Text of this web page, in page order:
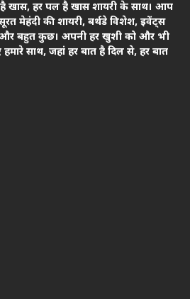
खास, हर पल है खास शायरी के साथ। आप
मेहंदी की शायरी, बर्थडे विशेश, इवेंट्स
और बहुत कुछ। अपनी हर खुशी को और भी
साथ, जहां हर बात है दिल से, हर बात